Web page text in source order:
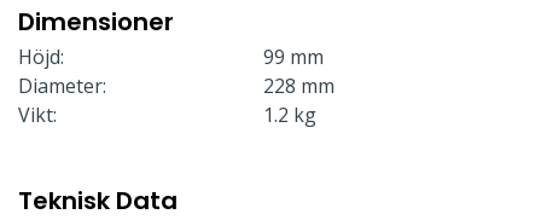
Dimensioner
Höjd:
99 mm
Diameter:
228 mm
Vikt:
1.2 kg
Teknisk Data